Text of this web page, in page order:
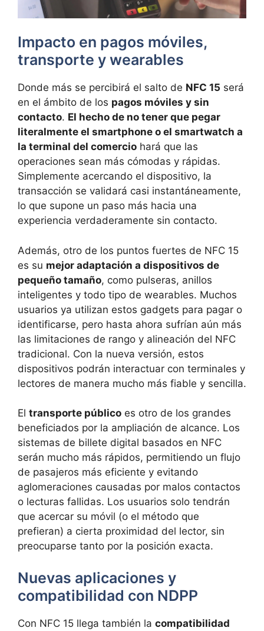
Impacto en pagos móviles,
transporte y wearables
Donde más se percibirá el salto de NFC 15 será
en el ámbito de los pagos móviles y sin
contacto. El hecho de no tener que pegar
literalmente el smartphone o el smartwatch a
la terminal del comercio hará que las
operaciones sean más cómodas y rápidas.
Simplemente acercando el dispositivo, la
transacción se validará casi instantáneamente,
lo que supone un paso más hacia una
experiencia verdaderamente sin contacto.
Además, otro de los puntos fuertes de NFC 15
es su mejor adaptación a dispositivos de
pequeño tamaño, como pulseras, anillos
inteligentes y todo tipo de wearables. Muchos
usuarios ya utilizan estos gadgets para pagar o
identificarse, pero hasta ahora sufrían aún más
las limitaciones de rango y alineación del NFC
tradicional. Con la nueva versión, estos
dispositivos podrán interactuar con terminales y
lectores de manera mucho más fiable y sencilla.
El transporte público es otro de los grandes
beneficiados por la ampliación de alcance. Los
sistemas de billete digital basados en NFC
serán mucho más rápidos, permitiendo un flujo
de pasajeros más eficiente y evitando
aglomeraciones causadas por malos contactos
o lecturas fallidas. Los usuarios solo tendrán
que acercar su móvil (o el método que
prefieran) a cierta proximidad del lector, sin
preocuparse tanto por la posición exacta.
Nuevas aplicaciones y
compatibilidad con NDPP
Con NFC 15 llega también la compatibilidad